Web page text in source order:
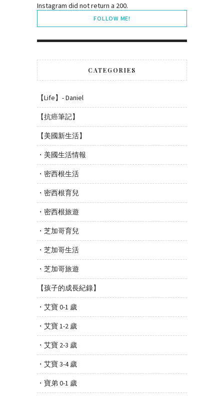
Instagram did not return a 200.
FOLLOW ME!
CATEGORIES
【Life】- Daniel
【抗癌筆記】
【美國新生活】
・美國生活情報
・密西根生活
・密西根育兒
・密西根旅遊
・芝加哥育兒
・芝加哥生活
・芝加哥旅遊
【孩子的成長紀錄】
・艾寶 0-1 歲
・艾寶 1-2 歲
・艾寶 2-3 歲
・艾寶 3-4 歲
・寶弟 0-1 歲